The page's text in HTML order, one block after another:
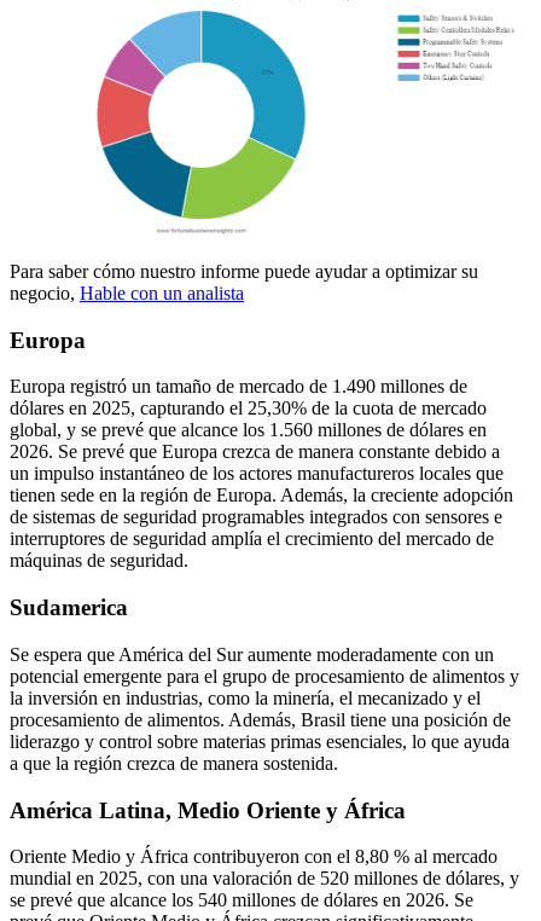
Para saber cómo nuestro informe puede ayudar a optimizar su
negocio, Hable con un analista
Europa
Europa registró un tamaño de mercado de 1.490 millones de
dólares en 2025, capturando el 25,30% de la cuota de mercado
global, y se prevé que alcance los 1.560 millones de dólares en
2026. Se prevé que Europa crezca de manera constante debido a
un impulso instantáneo de los actores manufactureros locales que
tienen sede en la región de Europa. Además, la creciente adopción
de sistemas de seguridad programables integrados con sensores e
interruptores de seguridad amplía el crecimiento del mercado de
máquinas de seguridad.
Sudamerica
Se espera que América del Sur aumente moderadamente con un
potencial emergente para el grupo de procesamiento de alimentos y
la inversión en industrias, como la minería, el mecanizado y el
procesamiento de alimentos. Además, Brasil tiene una posición de
liderazgo y control sobre materias primas esenciales, lo que ayuda
a que la región crezca de manera sostenida.
América Latina, Medio Oriente y África
Oriente Medio y África contribuyeron con el 8,80 % al mercado
mundial en 2025, con una valoración de 520 millones de dólares, y
se prevé que alcance los 540 millones de dólares en 2026. Se